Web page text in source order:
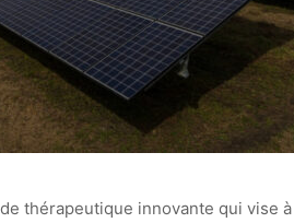
thérapeutique innovante qui